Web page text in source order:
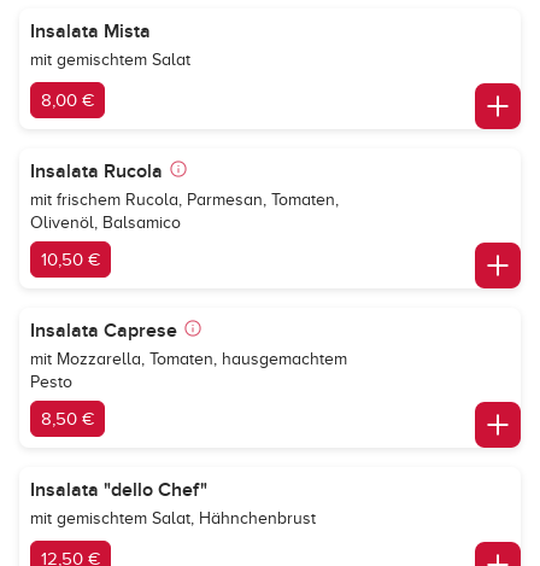
Insalata Mista
mit gemischtem Salat
8,00 €
Insalata Rucola
mit frischem Rucola, Parmesan, Tomaten,
Olivenöl, Balsamico
10,50 €
Insalata Caprese
mit Mozzarella, Tomaten, hausgemachtem
Pesto
8,50 €
Insalata "dello Chef"
mit gemischtem Salat, Hähnchenbrust
12,50 €